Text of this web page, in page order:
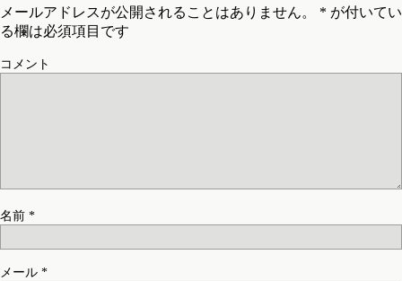
メールアドレスが公開されることはありません。 * が付いてい
る欄は必須項目です
コメント
名前 *
メール *